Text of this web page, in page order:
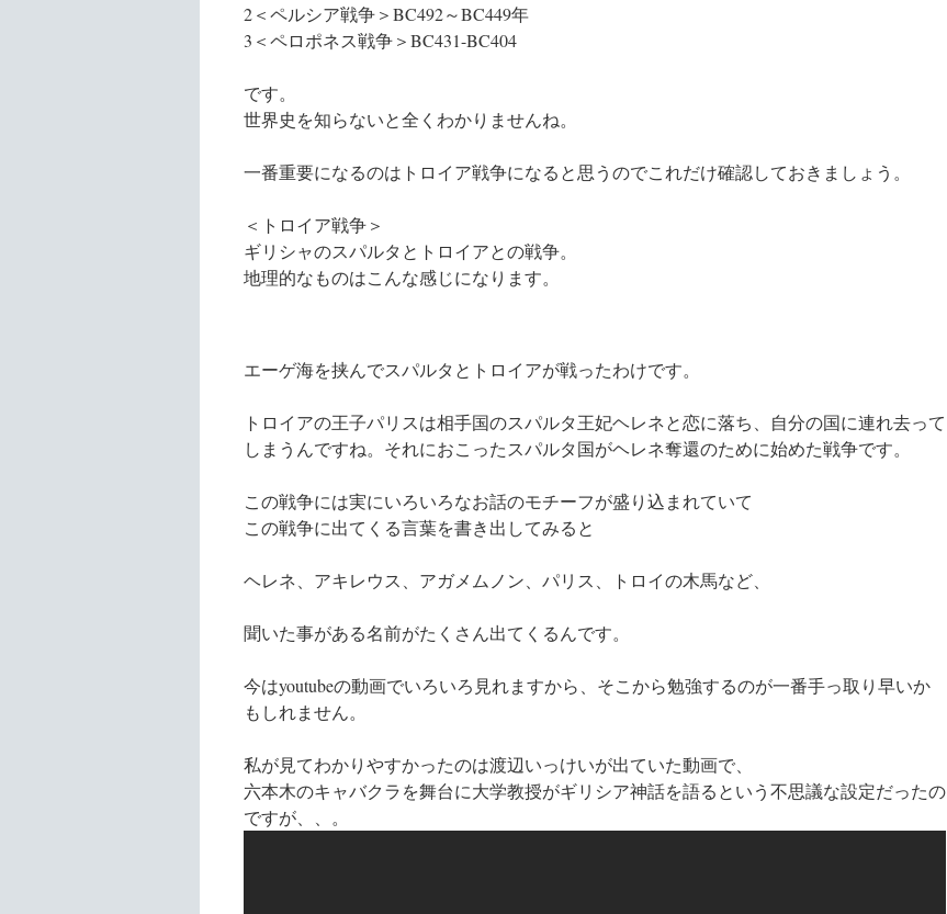
2＜ペルシア戦争＞BC492～BC449年
3＜ペロポネス戦争＞BC431-BC404
です。
世界史を知らないと全くわかりませんね。
一番重要になるのはトロイア戦争になると思うのでこれだけ確認しておきましょう。
＜トロイア戦争＞
ギリシャのスパルタとトロイアとの戦争。
地理的なものはこんな感じになります。
エーゲ海を挟んでスパルタとトロイアが戦ったわけです。
トロイアの王子パリスは相手国のスパルタ王妃ヘレネと恋に落ち、自分の国に連れ去って
しまうんですね。それにおこったスパルタ国がヘレネ奪還のために始めた戦争です。
この戦争には実にいろいろなお話のモチーフが盛り込まれていて
この戦争に出てくる言葉を書き出してみると
ヘレネ、アキレウス、アガメムノン、パリス、トロイの木馬など、
聞いた事がある名前がたくさん出てくるんです。
今はyoutubeの動画でいろいろ見れますから、そこから勉強するのが一番手っ取り早いか
もしれません。
私が見てわかりやすかったのは渡辺いっけいが出ていた動画で、
六本木のキャバクラを舞台に大学教授がギリシア神話を語るという不思議な設定だったの
ですが、、。